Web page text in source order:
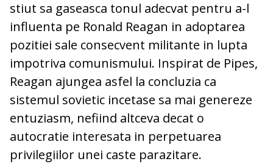
stiut sa gaseasca tonul adecvat pentru a-l
influenta pe Ronald Reagan in adoptarea
pozitiei sale consecvent militante in lupta
impotriva comunismului. Inspirat de Pipes,
Reagan ajungea asfel la concluzia ca
sistemul sovietic incetase sa mai genereze
entuziasm, nefiind altceva decat o
autocratie interesata in perpetuarea
privilegiilor unei caste parazitare.